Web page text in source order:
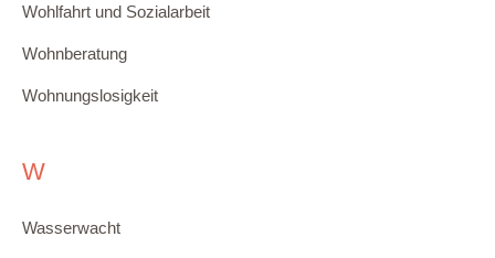
Wohlfahrt und Sozialarbeit
Wohnberatung
Wohnungslosigkeit
W
Wasserwacht